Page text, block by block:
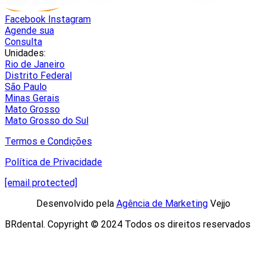
Facebook Instagram
Agende sua
Consulta
Unidades:
Rio de Janeiro
Distrito Federal
São Paulo
Minas Gerais
Mato Grosso
Mato Grosso do Sul
Termos e Condições
Política de Privacidade
[email protected]
Desenvolvido pela Agência de MarketingVejjo​
BRdental. Copyright © 2024 Todos os direitos reservados